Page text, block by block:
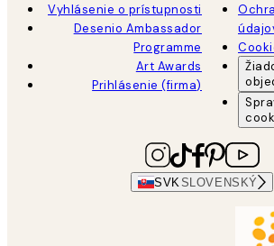
Vyhlásenie o prístupnosti
Desenio Ambassador
Programme
Art Awards
Prihlásenie (firma)
SVK SLOVENSKÝ